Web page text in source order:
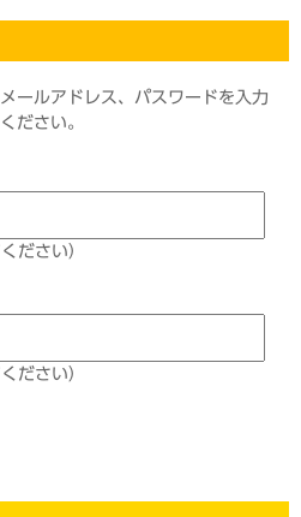
ールアドレス、パスワードを入力
ださい。
ださい）
ださい）